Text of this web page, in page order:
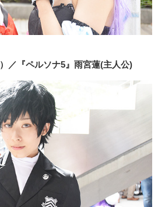
）／『ペルソナ5』雨宮蓮(主人公)